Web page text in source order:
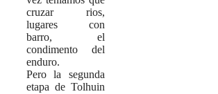
cruzar rios,
lugares con
barro, el
condimento del
enduro.
Pero la segunda
etapa de Tolhuin